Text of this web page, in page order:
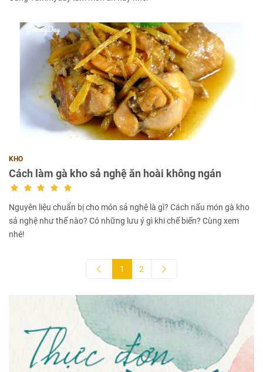
KHO
Cách làm gà kho sả nghệ ăn hoài không ngán
Nguyên liệu chuẩn bị cho món sả nghệ là gì? Cách nấu món gà kho
sả nghệ như thế nào? Có những lưu ý gì khi chế biến? Cùng xem
nhé!
1 2